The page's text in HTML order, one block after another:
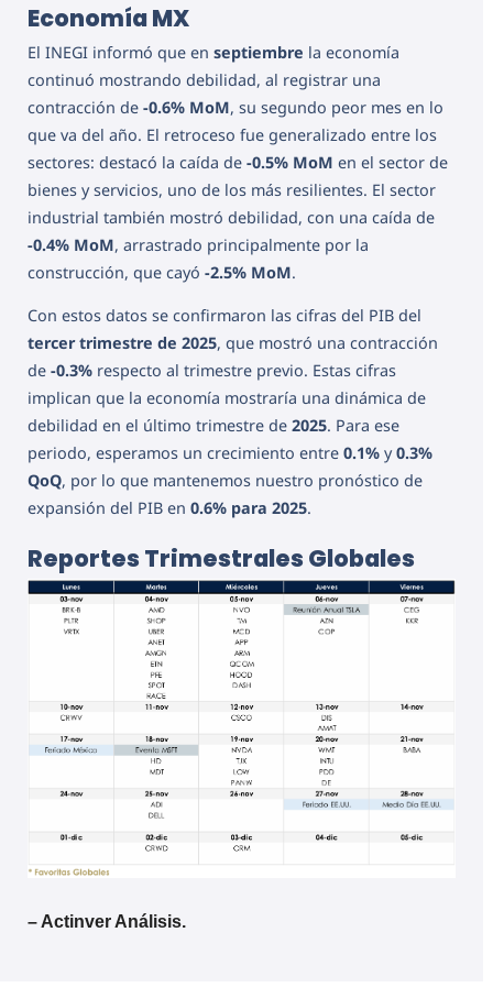
Economía MX
El INEGI informó que en septiembre la economía
continuó mostrando debilidad, al registrar una
contracción de -0.6% MoM, su segundo peor mes en lo
que va del año. El retroceso fue generalizado entre los
sectores: destacó la caída de -0.5% MoM en el sector de
bienes y servicios, uno de los más resilientes. El sector
industrial también mostró debilidad, con una caída de
-0.4% MoM, arrastrado principalmente por la
construcción, que cayó -2.5% MoM.
Con estos datos se confirmaron las cifras del PIB del
tercer trimestre de 2025, que mostró una contracción
de -0.3% respecto al trimestre previo. Estas cifras
implican que la economía mostraría una dinámica de
debilidad en el último trimestre de 2025. Para ese
periodo, esperamos un crecimiento entre 0.1% y0.3%
QoQ, por lo que mantenemos nuestro pronóstico de
expansión del PIB en 0.6% para 2025.
Reportes Trimestrales Globales
– Actinver Análisis.